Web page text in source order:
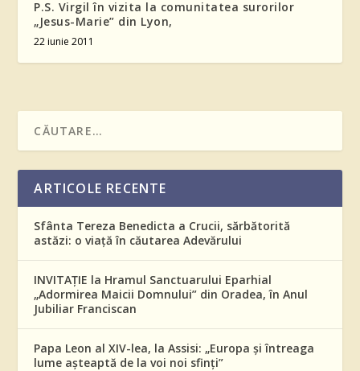
P.S. Virgil în vizita la comunitatea surorilor
„Jesus-Marie” din Lyon,
22 iunie 2011
ARTICOLE RECENTE
Sfânta Tereza Benedicta a Crucii, sărbătorită
astăzi: o viață în căutarea Adevărului
INVITAȚIE la Hramul Sanctuarului Eparhial
„Adormirea Maicii Domnului” din Oradea, în Anul
Jubiliar Franciscan
Papa Leon al XIV-lea, la Assisi: „Europa și întreaga
lume așteaptă de la voi noi sfinți”